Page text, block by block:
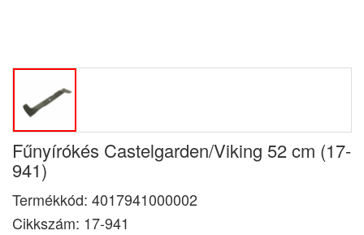
Fűnyírókés Castelgarden/Viking 52 cm (17-
941)
Termékkód: 4017941000002
Cikkszám: 17-941